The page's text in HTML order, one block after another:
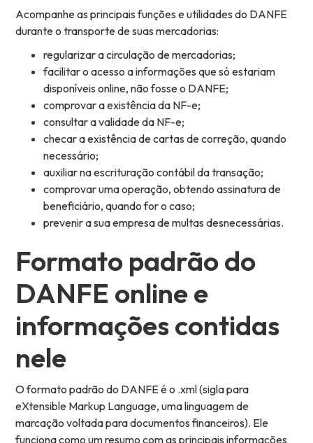
Acompanhe as principais funções e utilidades do DANFE
durante o transporte de suas mercadorias:
regularizar a circulação de mercadorias;
facilitar o acesso a informações que só estariam
disponíveis online, não fosse o DANFE;
comprovar a existência da NF-e;
consultar a validade da NF-e;
checar a existência de cartas de correção, quando
necessário;
auxiliar na escrituração contábil da transação;
comprovar uma operação, obtendo assinatura de
beneficiário, quando for o caso;
prevenir a sua empresa de multas desnecessárias.
Formato padrão do
DANFE online e
informações contidas
nele
O formato padrão do DANFE é o .xml (sigla para
eXtensible Markup Language, uma linguagem de
marcação voltada para documentos financeiros). Ele
funciona como um resumo com as principais informações